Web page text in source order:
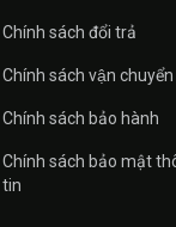
Chính sách đổi trả
Chính sách vận chuyển
Chính sách bảo hành
Chính sách bảo mật
tin